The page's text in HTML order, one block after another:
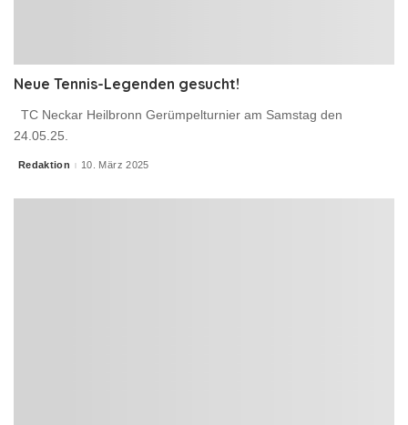
Neue Tennis-Legenden gesucht!
TC Neckar Heilbronn Gerümpelturnier am Samstag den
24.05.25.
Posted
Redaktion 10. März 2025